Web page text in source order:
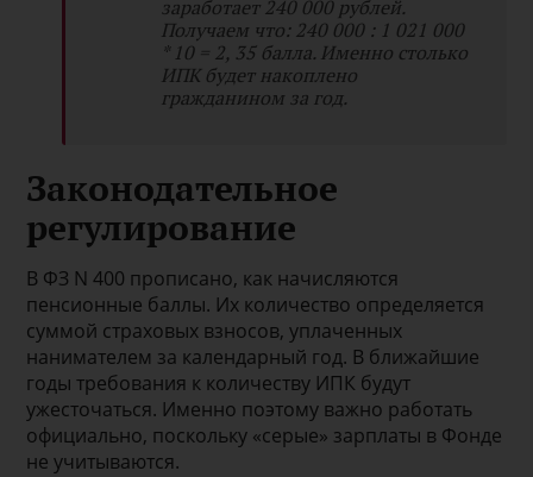
заработает 240 000 рублей.
Получаем что: 240 000 : 1 021 000
* 10 = 2, 35 балла. Именно столько
ИПК будет накоплено
гражданином за год.
Законодательное
регулирование
В ФЗ N 400 прописано, как начисляются
пенсионные баллы. Их количество определяется
суммой страховых взносов, уплаченных
нанимателем за календарный год. В ближайшие
годы требования к количеству ИПК будут
ужесточаться. Именно поэтому важно работать
официально, поскольку «серые» зарплаты в Фонде
не учитываются.